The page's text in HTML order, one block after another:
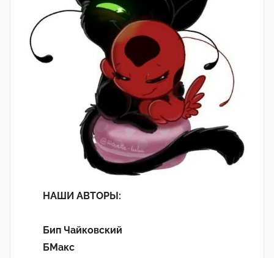
НАШИ АВТОРЫ:
Бип Чайковский
БМакс